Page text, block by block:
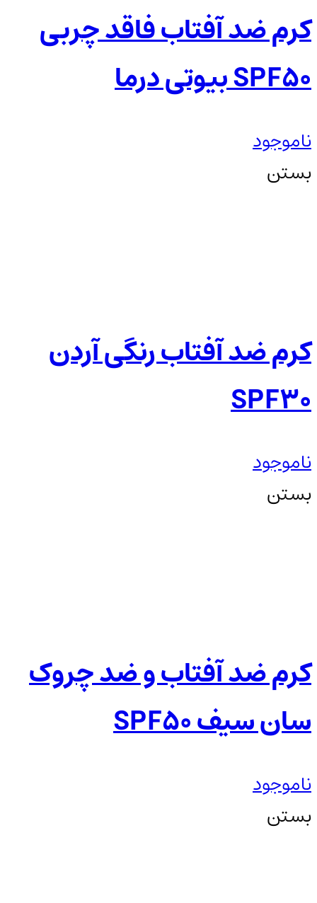
کرم ضد آفتاب فاقد چربی
SPF50 بیوتی درما
ناموجود
بستن
کرم ضد آفتاب رنگی آردن
SPF30
ناموجود
بستن
کرم ضد آفتاب و ضد چروک
سان سیف SPF50
ناموجود
بستن